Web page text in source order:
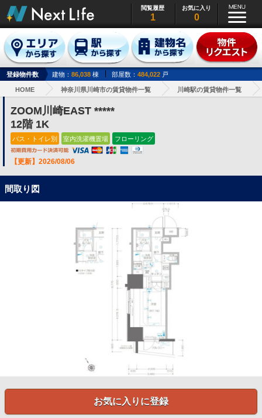
閲覧履歴
1
お気に入り
0
登録物件数 建物： 86,038 棟 部屋数： 484,022 戸
HOME 神奈川県川崎市の賃貸物件一覧 川崎駅の賃貸物件一覧
ZOOM川崎EAST *****
12階 1K
バス・トイレ別 室内洗濯機置場 フローリング
【更新】2026/08/06
間取り図
お気に入りに登録